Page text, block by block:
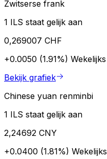
Zwitserse frank
1 ILS staat gelijk aan
0,269007 CHF
+0.0050 (1.91%) Wekelijks
Bekijk grafiek
Chinese yuan renminbi
1 ILS staat gelijk aan
2,24692 CNY
+0.0400 (1.81%) Wekelijks